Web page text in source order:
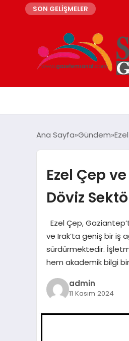
SON GELİŞMELER
Ana Sayfa Gündem
Ezel Çep
Döviz
Ezel Çep,
ve Irak’ta geniş bir iş
sürdürmektedir.
hem akademik bilgi
admin
11 Kasım 2024